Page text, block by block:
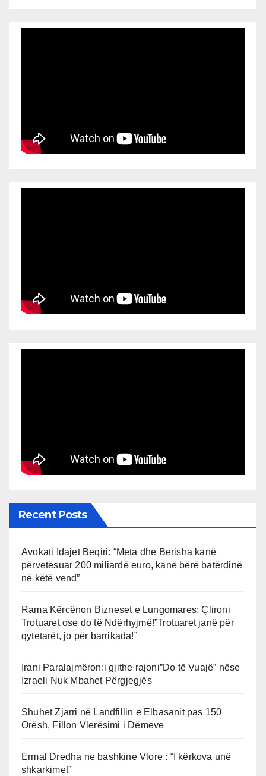
Recent Posts
Avokati Idajet Beqiri: “Meta dhe Berisha kanë
përvetësuar 200 miliardë euro, kanë bërë batërdinë
në këtë vend”
Rama Kërcënon Bizneset e Lungomares: Çlironi
Trotuaret ose do të Ndërhyjmë!”Trotuaret janë për
qytetarët, jo për barrikada!”
Irani Paralajmëron:i gjithe rajoni”Do të Vuajë” nëse
Izraeli Nuk Mbahet Përgjegjës
Shuhet Zjarri në Landfillin e Elbasanit pas 150
Orësh, Fillon Vlerësimi i Dëmeve
Ermal Dredha ne bashkine Vlore : “I kërkova unë
shkarkimet”